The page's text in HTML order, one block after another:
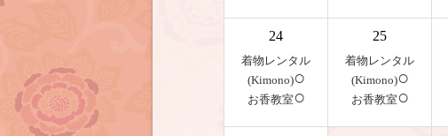
24
着物レンタル
(Kimono)○
お香教室○
25
着物レンタル
(Kimono)○
お香教室○